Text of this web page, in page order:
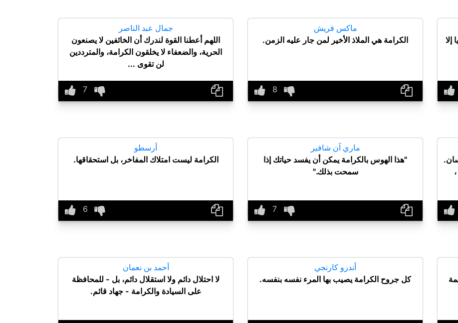
إلا
ماكس فريش
الكرامة هي الملاذ الأخير لمن جار عليه الزمن.
جمال عبد الناصر
اللهم أعطنا القوة لندرك أن الخائفين لا يصنعون
الحرية، والضعفاء لا يخلقون الكرامة، والمترددين
لن تقوى ...
ماري آن شافير
"هذا الهوس بالكرامة يمكن أن يفسد حياتك إذا
سمحت بذلك."
أرسطو
الكرامة ليست امتلاك المفاخر، بل استحقاقها.
أندرو كارنجي
كل جروح الكرامة يصيب بها المرء نفسه بنفسه.
أحمد بن نعمان
لا احتلال دائم ولا استقلال دائم، بل - للمحافظة
على السيادة والكرامة - جهاد قائم.